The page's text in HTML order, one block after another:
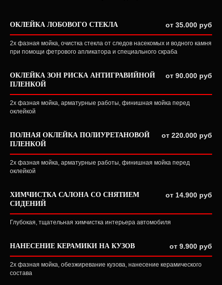
ОКЛЕЙКА ЛОБОВОГО СТЕКЛА от 35.000 руб
2х фазная мойка, очистка стекла от следов насекомых и водного камня
при помощи фетрового апликатора и специального скраба
ОКЛЕЙКА ЗОН РИСКА АНТИГРАВИЙНОЙ
ПЛЕНКОЙ
от 90.000 руб
2х фазная мойка, арматурные работы, финишная мойка перед
оклейкой
ПОЛНАЯ ОКЛЕЙКА ПОЛИУРЕТАНОВОЙ
ПЛЕНКОЙ
от 220.000 руб
2х фазная мойка, арматурные работы, финишная мойка перед
оклейкой
ХИМЧИСТКА САЛОНА СО СНЯТИЕМ
СИДЕНИЙ
от 14.900 руб
Глубокая, тщательная химчистка интерьера автомобиля
НАНЕСЕНИЕ КЕРАМИКИ НА КУЗОВ от 9.900 руб
2х фазная мойка, обезжиревание кузова, нанесение керамического
состава